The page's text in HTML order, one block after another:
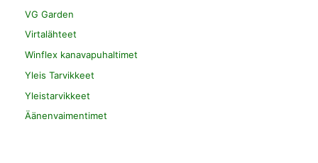
VG Garden
Virtalähteet
Winflex kanavapuhaltimet
Yleis Tarvikkeet
Yleistarvikkeet
Äänenvaimentimet